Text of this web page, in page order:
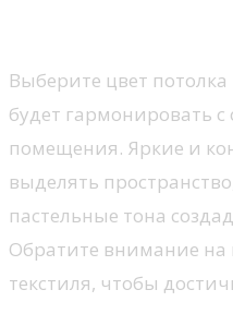
Выберите цвет
будет гармонировать
помещения. Яркие и
выделять
пастельные тона
Обратите внимание на
текстиля, чтобы